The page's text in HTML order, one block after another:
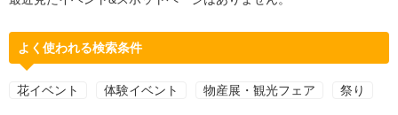
よく使われる検索条件
花イベント 体験イベント 物産展・観光フェア 祭り